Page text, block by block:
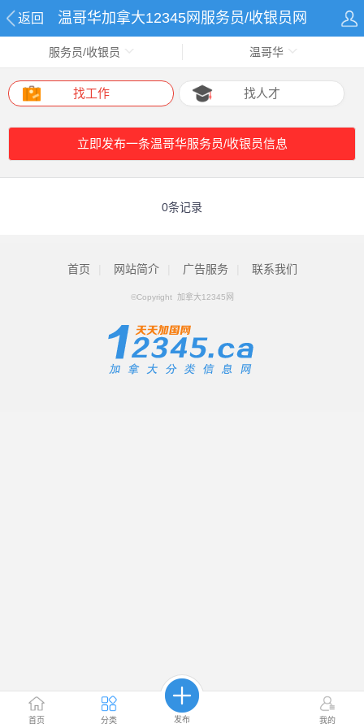
返回 温哥华加拿大12345网服务员/收银员网
首页 分类 发布 我的
服务员/收银员 温哥华
找工作 找人才
立即发布一条温哥华服务员/收银员信息
0条记录
首页 网站简介 广告服务 联系我们
©Copyright 加拿大12345网